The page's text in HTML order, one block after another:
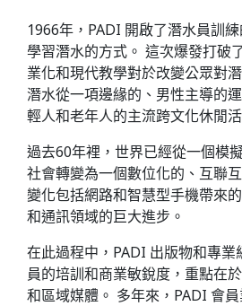
1966年，PADI 開啟了潛水員訓
學習潛水的方式。 這次爆發打破
業化和現代教學對於改變公眾對
潛水從一項邊緣的、男性主導的
輕人和老年人的主流跨文化休閒活
過去60年裡，世界已經從一個模
社會轉變為一個數位化的、互聯
變化包括網路和智慧型手機帶來
和通訊領域的巨大進步。
在此過程中，PADI 出版物和專
員的培訓和商業敏銳度，重點在
和區域媒體。 多年來，PADI 會